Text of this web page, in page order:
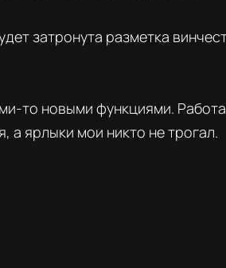
затронута разметка
то новыми функциями.
а ярлыки мои никто не трогал.